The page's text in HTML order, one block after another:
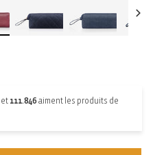
et 111.846 aiment les produits de